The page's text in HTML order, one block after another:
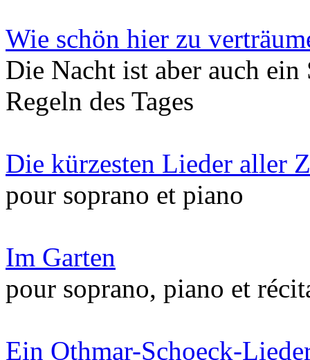
Wie schön hier zu
Die Nacht ist aber auch
Regeln des Tages
Die kürzesten Lieder aller
pour soprano et piano
Im Garten
pour soprano, piano et
Ein Othmar-Schoeck-